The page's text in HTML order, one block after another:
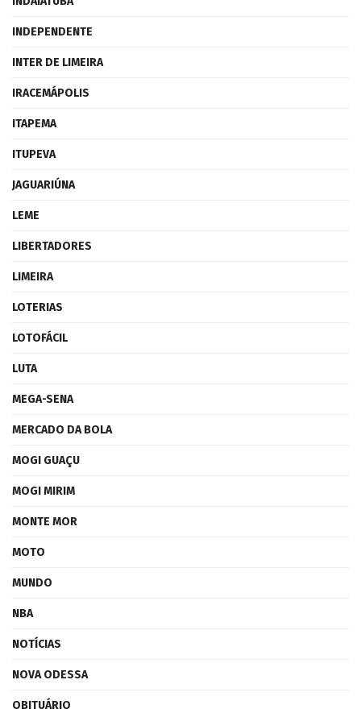
INDEPENDENTE
INTER DE LIMEIRA
IRACEMÁPOLIS
ITAPEMA
ITUPEVA
JAGUARIÚNA
LEME
LIBERTADORES
LIMEIRA
LOTERIAS
LOTOFÁCIL
LUTA
MEGA-SENA
MERCADO DA BOLA
MOGI GUAÇU
MOGI MIRIM
MONTE MOR
MOTO
MUNDO
NBA
NOTÍCIAS
NOVA ODESSA
OBITUÁRIO